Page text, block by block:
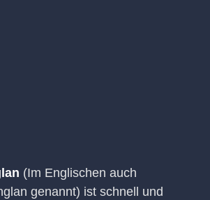
(Im Englischen auch
genannt) ist schnell und